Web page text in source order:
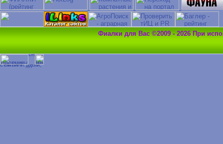
Фиалки для Вас ©2009 - 2026 При